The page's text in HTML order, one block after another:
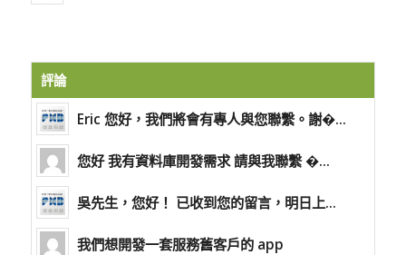
評論
Eric 您好，我們將會有專人與您聯繫。謝�...
您好 我有資料庫開發需求 請與我聯繫 �...
吳先生，您好！ 已收到您的留言，明日上...
我們想開發一套服務舊客戶的 app